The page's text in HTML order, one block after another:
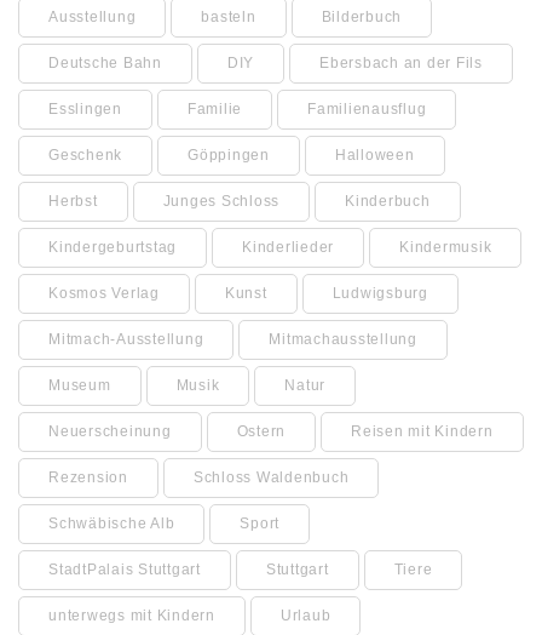
Ausstellung basteln Bilderbuch
Deutsche Bahn DIY Ebersbach an der Fils
Esslingen Familie Familienausflug
Geschenk Göppingen Halloween
Herbst Junges Schloss Kinderbuch
Kindergeburtstag Kinderlieder Kindermusik
Kosmos Verlag Kunst Ludwigsburg
Mitmach-Ausstellung Mitmachausstellung
Museum Musik Natur
Neuerscheinung Ostern Reisen mit Kindern
Rezension Schloss Waldenbuch
Schwäbische Alb Sport
StadtPalais Stuttgart Stuttgart Tiere
unterwegs mit Kindern Urlaub